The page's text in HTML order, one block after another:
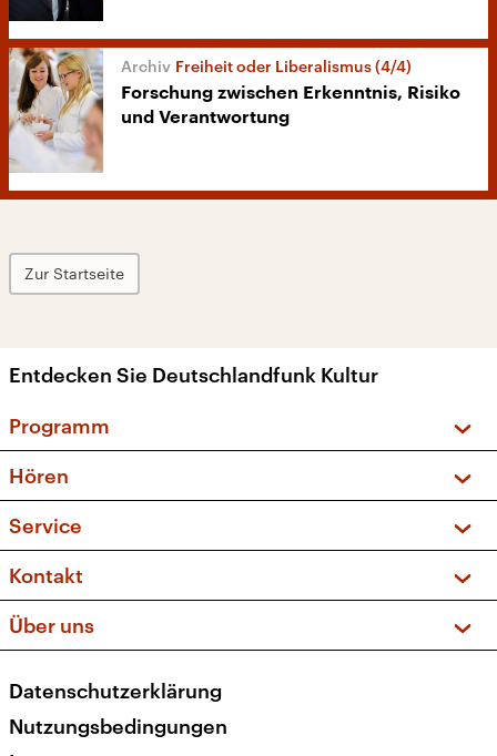
Freiheit oder Liberalismus (4/4)
Forschung zwischen Erkenntnis, Risiko
und Verantwortung
Zur Startseite
Entdecken Sie Deutschlandfunk Kultur
Programm
Sendungen und Podcasts
Musikliste
Kakadu – Das Kinderprogramm
Hören
Frequenzen (UKW + DAB+)
Service
FAQ
Apps
Newsletter
Kontakt
Social Media
Über uns
Presse
Karriere
Datenschutzerklärung
Nutzungsbedingungen